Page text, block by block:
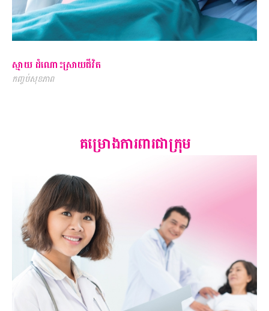
ស្មាយ ដំណោះស្រាយជីវិត
កញ្ចប់សុខភាព
គម្រោងការពារជាក្រុម